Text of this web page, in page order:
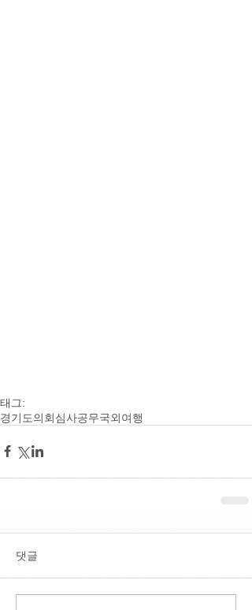
태그:
경기도의회심사공무국외여행
댓글